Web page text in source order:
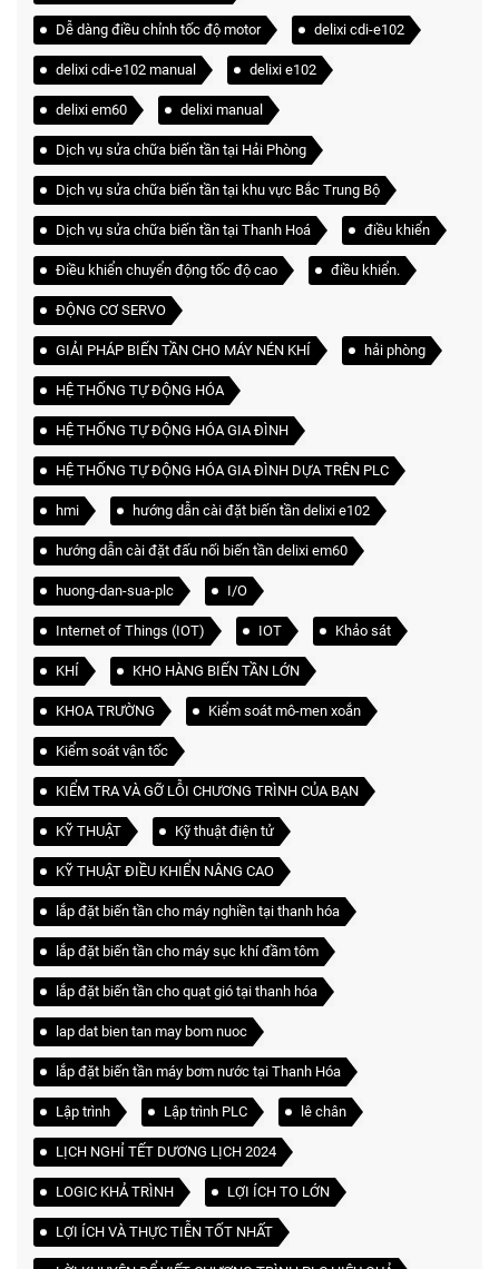
Dễ dàng điều chỉnh tốc độ motor delixi cdi-e102
delixi cdi-e102 manual delixi e102
delixi em60 delixi manual
Dịch vụ sửa chữa biến tần tại Hải Phòng
Dịch vụ sửa chữa biến tần tại khu vực Bắc Trung Bộ
Dịch vụ sửa chữa biến tần tại Thanh Hoá điều khiển
Điều khiển chuyển động tốc độ cao điều khiển.
ĐỘNG CƠ SERVO
GIẢI PHÁP BIẾN TẦN CHO MÁY NÉN KHÍ hải phòng
HỆ THỐNG TỰ ĐỘNG HÓA
HỆ THỐNG TỰ ĐỘNG HÓA GIA ĐÌNH
HỆ THỐNG TỰ ĐỘNG HÓA GIA ĐÌNH DỰA TRÊN PLC
hmi hướng dẫn cài đặt biến tần delixi e102
hướng dẫn cài đặt đấu nối biến tần delixi em60
huong-dan-sua-plc I/O
Internet of Things (IOT) IOT Khảo sát
KHÍ KHO HÀNG BIẾN TẦN LỚN
KHOA TRƯỜNG Kiểm soát mô-men xoắn
Kiểm soát vận tốc
KIỂM TRA VÀ GỠ LỖI CHƯƠNG TRÌNH CỦA BẠN
KỸ THUẬT Kỹ thuật điện tử
KỸ THUẬT ĐIỀU KHIỂN NÂNG CAO
lắp đặt biến tần cho máy nghiền tại thanh hóa
lắp đặt biến tần cho máy sục khí đầm tôm
lắp đặt biến tần cho quạt gió tại thanh hóa
lap dat bien tan may bom nuoc
lắp đặt biến tần máy bơm nước tại Thanh Hóa
Lập trình Lập trình PLC lê chân
LỊCH NGHỈ TẾT DƯƠNG LỊCH 2024
LOGIC KHẢ TRÌNH LỢI ÍCH TO LỚN
LỢI ÍCH VÀ THỰC TIỄN TỐT NHẤT